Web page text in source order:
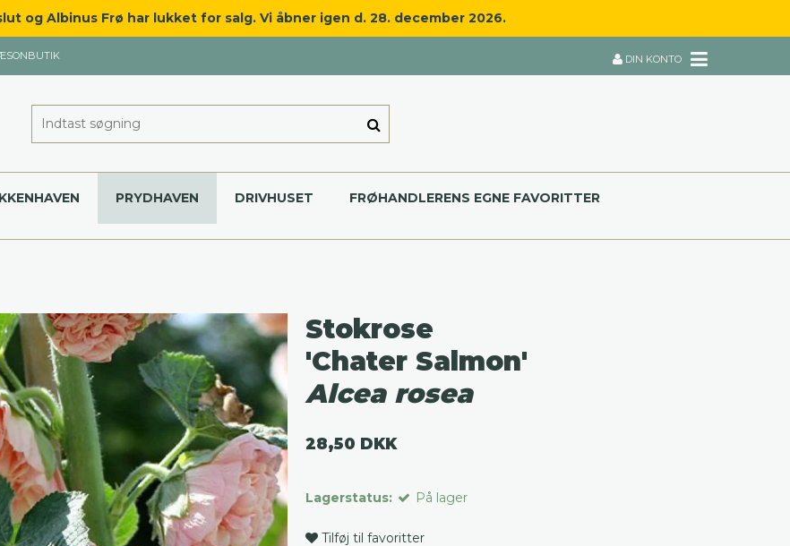
og Albinus Frø har lukket for salg. Vi åbner igen d. 28. december 2026.
DIN KONTO
PRYDHAVEN DRIVHUSET FRØHANDLERENS EGNE FAVORITTER
Stokrose
'Chater Salmon'
Alcea rosea
28,50 DKK
Lagerstatus: På lager
Tilføj til favoritter